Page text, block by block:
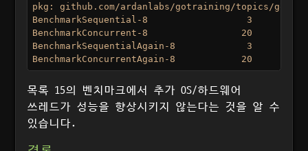
pkg: github.com/ardanlabs/gotraining/topics/go/
BenchmarkSequential-8        	       3	1490947198 ns/op
BenchmarkConcurrent-8        	      20	 187382200 ns/op : ~88% Faster
BenchmarkSequentialAgain-8   	       3	1416126029 ns/op
목록 15의 벤치마크에서 추가 OS/하드웨어
쓰레드가 성능을 향상시키지 않는다는 것을 알 수
있습니다.